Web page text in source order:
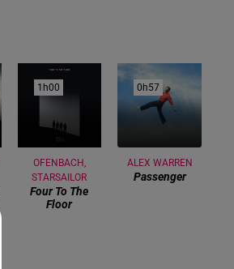
1h00
1h00
OFENBACH,
STARSAILOR
Four To The
Floor
0h57
0h57
ALEX WARREN
Passenger